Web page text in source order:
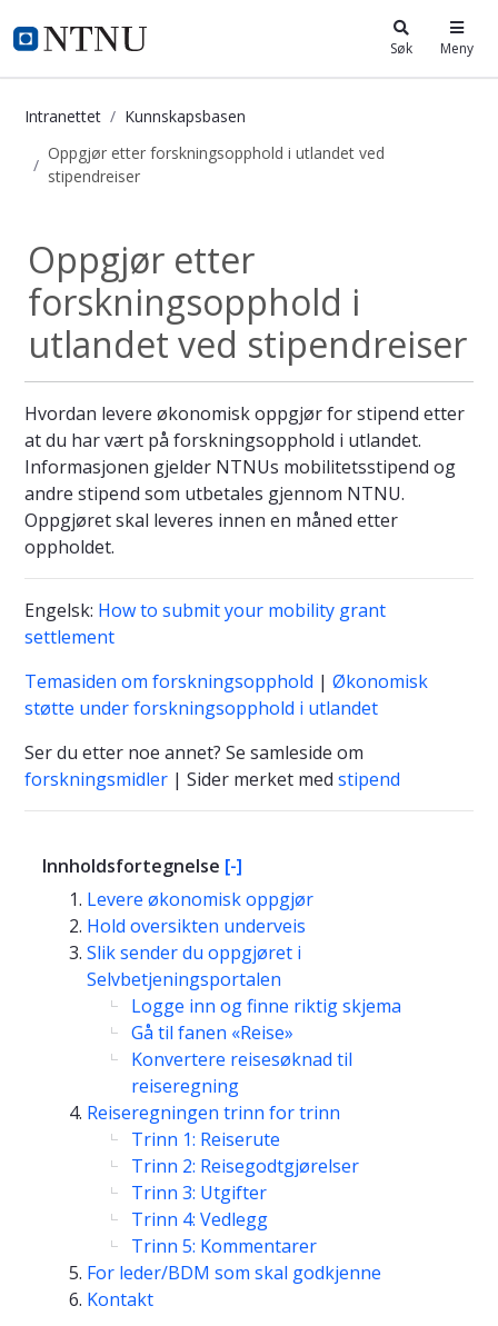
i.ntnu.no Søk Meny
Intranettet
Kunnskapsbasen
Oppgjør etter forskningsopphold i utlandet ved
stipendreiser
Oppgjør etter
forskningsopphold i
utlandet ved stipendreiser
Hvordan levere økonomisk oppgjør for stipend etter
at du har vært på forskningsopphold i utlandet.
Informasjonen gjelder NTNUs mobilitetsstipend og
andre stipend som utbetales gjennom NTNU.
Oppgjøret skal leveres innen en måned etter
oppholdet.
Engelsk: How to submit your mobility grant
settlement
Temasiden om forskningsopphold | Økonomisk
støtte under forskningsopphold i utlandet
Ser du etter noe annet? Se samleside om
forskningsmidler | Sider merket med stipend
Innholdsfortegnelse [-]
Levere økonomisk oppgjør
Hold oversikten underveis
Slik sender du oppgjøret i
Selvbetjeningsportalen
Logge inn og finne riktig skjema
Gå til fanen «Reise»
Konvertere reisesøknad til
reiseregning
Reiseregningen trinn for trinn
Trinn 1: Reiserute
Trinn 2: Reisegodtgjørelser
Trinn 3: Utgifter
Trinn 4: Vedlegg
Trinn 5: Kommentarer
For leder/BDM som skal godkjenne
Kontakt